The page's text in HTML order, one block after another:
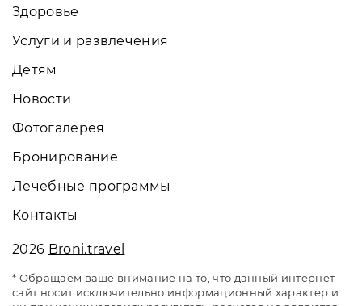
Здоровье
Услуги и развлечения
Детям
Новости
Фотогалерея
Бронирование
Лечебные программы
Контакты
2026 Broni.travel
* Обращаем ваше внимание на то, что данный интернет-
сайт носит исключительно информационный характер и